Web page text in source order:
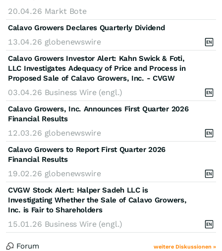
20.04.26 Markt Bote
Calavo Growers Declares Quarterly Dividend
13.04.26 globenewswire
Calavo Growers Investor Alert: Kahn Swick & Foti,
LLC Investigates Adequacy of Price and Process in
Proposed Sale of Calavo Growers, Inc. - CVGW
03.04.26 Business Wire (engl.)
Calavo Growers, Inc. Announces First Quarter 2026
Financial Results
12.03.26 globenewswire
Calavo Growers to Report First Quarter 2026
Financial Results
19.02.26 globenewswire
CVGW Stock Alert: Halper Sadeh LLC is
Investigating Whether the Sale of Calavo Growers,
Inc. is Fair to Shareholders
15.01.26 Business Wire (engl.)
Forum weitere Diskussionen »